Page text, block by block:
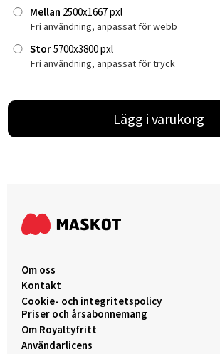
Mellan 2500x1667 pxl
Fri användning, anpassat för webb
Stor5700x3800 pxl
Fri användning, anpassat för tryck
Lägg i varukorg
Om oss
Kontakt
Cookie- och integritetspolicy
Priser och årsabonnemang
Om Royaltyfritt
Användarlicens